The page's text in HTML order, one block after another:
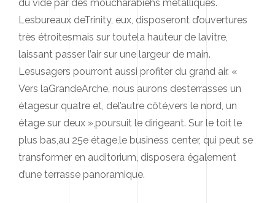
du vide par des moucharabiehs métalliques.
Lesbureaux deTrinity, eux, disposeront d’ouvertures
très étroitesmais sur toutela hauteur de lavitre,
laissant passer l’air sur une largeur de main.
Lesusagers pourront aussi profiter du grand air. «
Vers laGrandeArche, nous aurons desterrasses un
étagesur quatre et, del’autre côté,vers le nord, un
étage sur deux »,poursuit le dirigeant. Sur le toit le
plus bas,au 25e étage,le business center, qui peut se
transformer en auditorium, disposera également
d’une terrasse panoramique.